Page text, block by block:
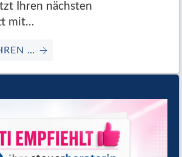
Ihren nächsten
mit…
…